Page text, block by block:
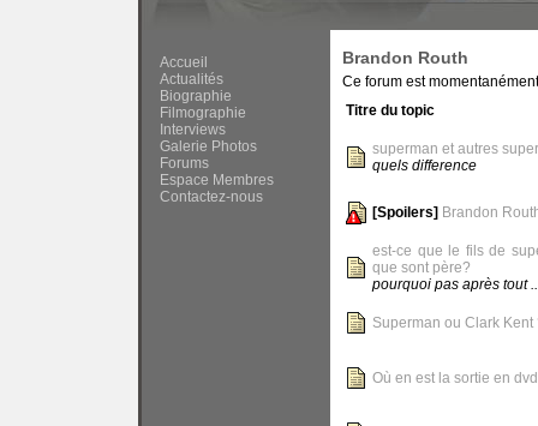
Accueil
Actualités
Biographie
Filmographie
Interviews
Galerie Photos
Forums
Espace Membres
Contactez-nous
Brandon Routh
Ce forum est
Titre du topic
superman et autres
quels difference
[Spoilers] Brandon
est-ce que le fils de
que sont père?
pourquoi pas après tout
Superman ou Clark Kent
Où en est la sortie en